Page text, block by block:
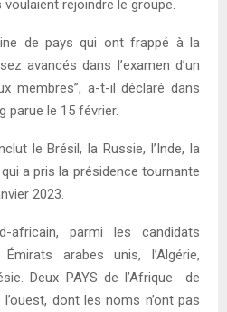
rejoindre le groupe.
de pays qui ont frappé à la
avancés dans l’examen d’un
membres”, a-t-il déclaré dans
parue le 15 février.
le Brésil, la Russie, l’Inde, la
a pris la présidence tournante
2023.
africain, parmi les candidats
arabes unis, l’Algérie,
Deux PAYS de l’Afrique de
dont les noms n’ont pas